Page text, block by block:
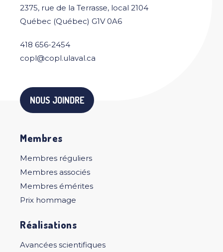
2375, rue de la Terrasse, local 2104
Québec (Québec) G1V 0A6
418 656-2454
copl@copl.ulaval.ca
NOUS JOINDRE
Membres
Membres réguliers
Membres associés
Membres émérites
Prix hommage
Réalisations
Avancées scientifiques